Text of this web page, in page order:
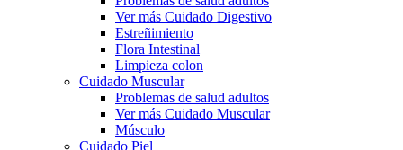
Ver más Cuidado Digestivo
Estreñimiento
Flora Intestinal
Limpieza colon
Cuidado Muscular
Problemas de salud adultos
Ver más Cuidado Muscular
Músculo
Cuidado Piel